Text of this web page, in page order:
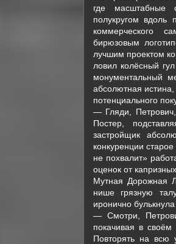
где масштабные
полукругом вдоль
коммерческого
бирюзовым
лучшим проектом
ловил колёсный
монументальный
абсолютная истина,
потенциального
— Гляди,
Постер,
застройщик
конкуренции
не похвалит»
оценок от
Мутная Дорожная
нише грязную
иронично
— Смотри,
покачивая в
Повторять на всю